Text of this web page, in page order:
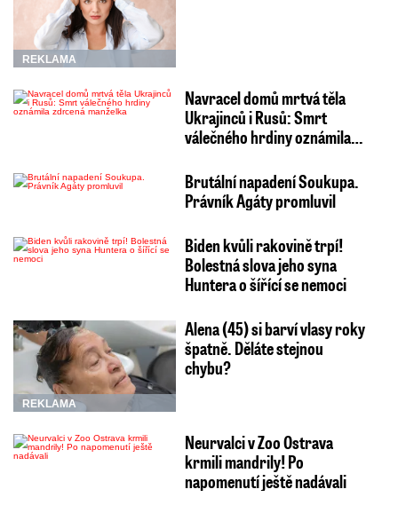
REKLAMA
Navracel domů mrtvá těla
Ukrajinců i Rusů: Smrt
válečného hrdiny oznámila…
Brutální napadení Soukupa.
Právník Agáty promluvil
Biden kvůli rakovině trpí!
Bolestná slova jeho syna
Huntera o šířící se nemoci
REKLAMA
Alena (45) si barví vlasy roky
špatně. Děláte stejnou
chybu?
Neurvalci v Zoo Ostrava
krmili mandrily! Po
napomenutí ještě nadávali